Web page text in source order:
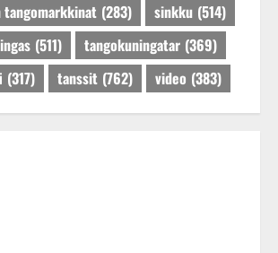
tangomarkkinat (283) sinkku (514)
(511) tangokuningatar (369)
(317) tanssit (762) video (383)